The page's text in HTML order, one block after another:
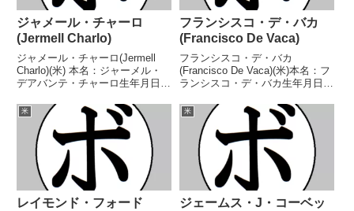
ジャメール・チャーロ
(Jermell Charlo)
ジャメール・チャーロ(Jermell
Charlo)(米) 本名：ジャーメル・
デアバンテ・チャーロ生年月日：
38戦35勝(19KO)2敗1分 【獲得タ
イトル】WBC米大陸スーパーウ
ェルター級王座USBA全...
フランシスコ・デ・バカ
(Francisco De Vaca)
フランシスコ・デ・バカ
(Francisco De Vaca)(米)本名：フ
ランシスコ・デ・バカ生年月日：
戦20勝(6KO)1敗【獲得タイト
ル】NABF北米バンタム級ジュニ
ア王座【戦歴】2013/05/1...
米
レイモンド・フォード
米
ジェームス・J・コーベッ